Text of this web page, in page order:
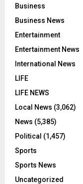
Business
Business News
Entertainment
Entertainment News
International News
LIFE
LIFE NEWS
Local News (3,062)
News (5,385)
Political (1,457)
Sports
Sports News
Uncategorized